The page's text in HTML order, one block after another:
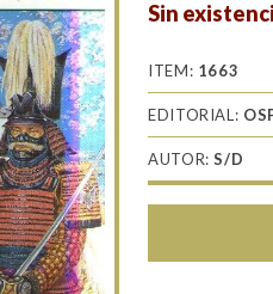
Sin
ITEM: 1663
EDITORIAL:
AUTOR:S/D